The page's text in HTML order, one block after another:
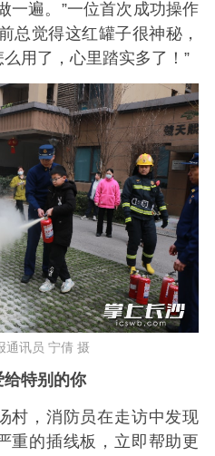
遍。”一位首次成功操作
总觉得这红罐子很神秘，
用了，心里踏实多了！”
通讯员 宁倩 摄
特别的你
，消防员在走访中发现
重的插线板，立即帮助更